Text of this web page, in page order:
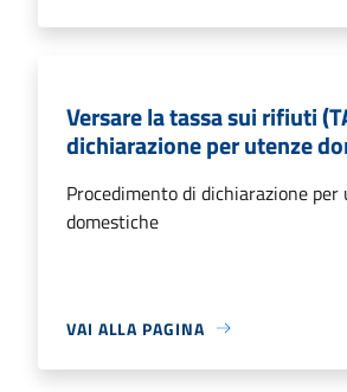
Versare la tassa sui rifiuti
dichiarazione per utenze
Procedimento di dichiarazione per
domestiche
VAI ALLA PAGINA